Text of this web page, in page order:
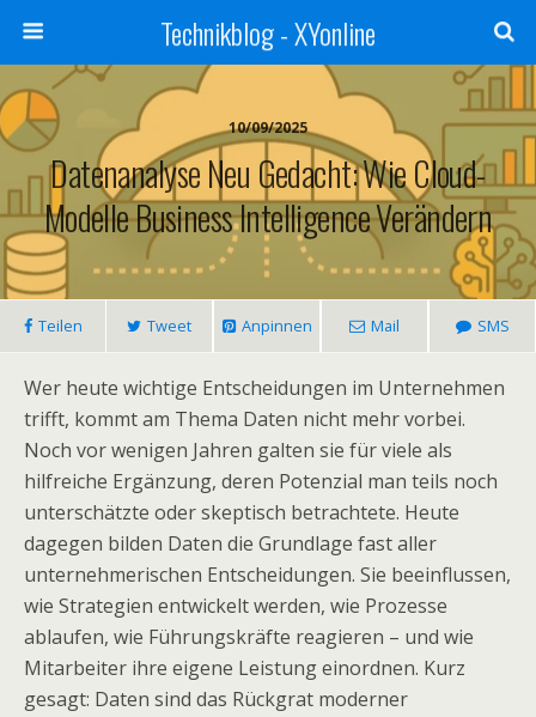
Technikblog - XYonline
10/09/2025
Datenanalyse Neu Gedacht: Wie Cloud-
Modelle Business Intelligence Verändern
Teilen Tweet Anpinnen Mail SMS
Wer heute wichtige Entscheidungen im Unternehmen
trifft, kommt am Thema Daten nicht mehr vorbei.
Noch vor wenigen Jahren galten sie für viele als
hilfreiche Ergänzung, deren Potenzial man teils noch
unterschätzte oder skeptisch betrachtete. Heute
dagegen bilden Daten die Grundlage fast aller
unternehmerischen Entscheidungen. Sie beeinflussen,
wie Strategien entwickelt werden, wie Prozesse
ablaufen, wie Führungskräfte reagieren – und wie
Mitarbeiter ihre eigene Leistung einordnen. Kurz
gesagt: Daten sind das Rückgrat moderner